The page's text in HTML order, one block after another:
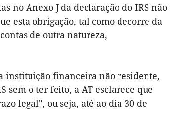
no Anexo J da declaração do IRS não
esta obrigação, tal como decorre da
de outra natureza,
instituição financeira não residente,
sem o ter feito, a AT esclarece que
legal", ou seja, até ao dia 30 de